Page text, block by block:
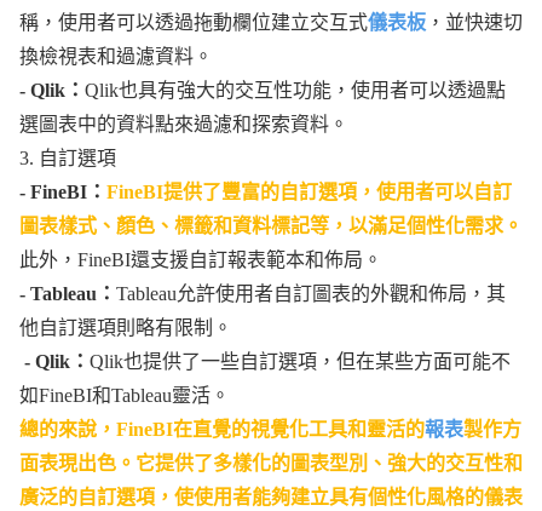
稱，使用者可以透過拖動欄位建立交互式儀表板 ，並快速切
換檢視表和過濾資料。
- Qlik： Qlik也具有強大的交互性功能，使用者可以透過點
選圖表中的資料點來過濾和探索資料。
3. 自訂選項
- FineBI： FineBI提供了豐富的自訂選項，使用者可以自訂
圖表樣式、顏色、標籤和資料標記等，以滿足個性化需求。
此外，FineBI還支援自訂報表範本和佈局。
- Tableau： Tableau允許使用者自訂圖表的外觀和佈局，其
他自訂選項則略有限制。
- Qlik： Qlik也提供了一些自訂選項，但在某些方面可能不
如FineBI和Tableau靈活。
總的來說，FineBI在直覺的視覺化工具和靈活的報表製作方
面表現出色。它提供了多樣化的圖表型別、強大的交互性和
廣泛的自訂選項，使使用者能夠建立具有個性化風格的儀表